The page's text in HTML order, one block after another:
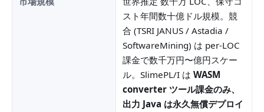
スト年間数十億ドル規模。競
合 (TSRI JANUS / Astadia /
SoftwareMining) は per-LOC
課金で数千万円〜億円スケー
ル。SlimePL/I はWASM
converter ツール課金のみ、
出力 Java は永久無償デプロイ